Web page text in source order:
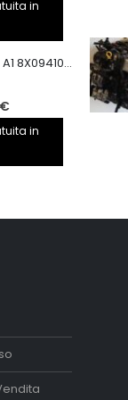
100,00€.
in
Faro sinistro Audi A1 8X0941005
€Il
prezzo
in